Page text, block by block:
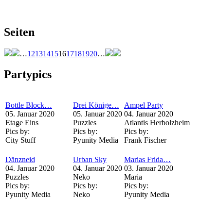
Seiten
…121314151617181920…
Partypics
Bottle Block…
05. Januar 2020
Etage Eins
Pics by:
City Stuff
Drei Könige…
05. Januar 2020
Puzzles
Pics by:
Pyunity Media
Ampel Party
04. Januar 2020
Atlantis Herbolzheim
Pics by:
Frank Fischer
Dänzneid
04. Januar 2020
Puzzles
Pics by:
Pyunity Media
Urban Sky
04. Januar 2020
Neko
Pics by:
Neko
Marias Frida…
03. Januar 2020
Maria
Pics by:
Pyunity Media